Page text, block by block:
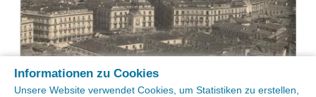
Informationen zu Cookies
Unsere Website verwendet Cookies, um Statistiken zu erstellen,